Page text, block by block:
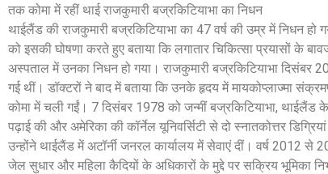
तक कोमा में रहीं थाई राजकुमारी बज्रकिटियाभा का निधन
थाईलैंड की राजकुमारी बज्रकिटियाभा का 47 वर्ष की उम्र में निधन
को इसकी घोषणा करते हुए बताया कि लगातार चिकित्सा प्रयासों के
अस्पताल में उनका निधन हो गया। राजकुमारी बज्रकिटियाभा दिसंबर
गई थीं। डॉक्टरों ने बाद में बताया कि उनके हृदय में मायकोप्लाज्मा
कोमा में चली गईं। 7 दिसंबर 1978 को जन्मीं बज्रकिटियाभा, थाईलैंड
पढ़ाई की और अमेरिका की कॉर्नेल यूनिवर्सिटी से दो स्नातकोत्तर
उन्होंने थाईलैंड में अटॉर्नी जनरल कार्यालय में सेवाएं दीं। वर्ष 2012
जेल सुधार और महिला कैदियों के अधिकारों के मुद्दे पर सक्रिय भूमिका